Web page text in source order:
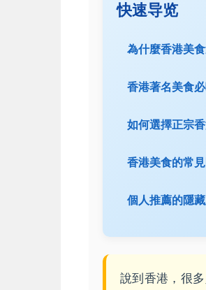
快速导览
為什麼香港美
香港著名美食
如何選擇正宗
香港美食的常
個人推薦的隱
說到香港，很